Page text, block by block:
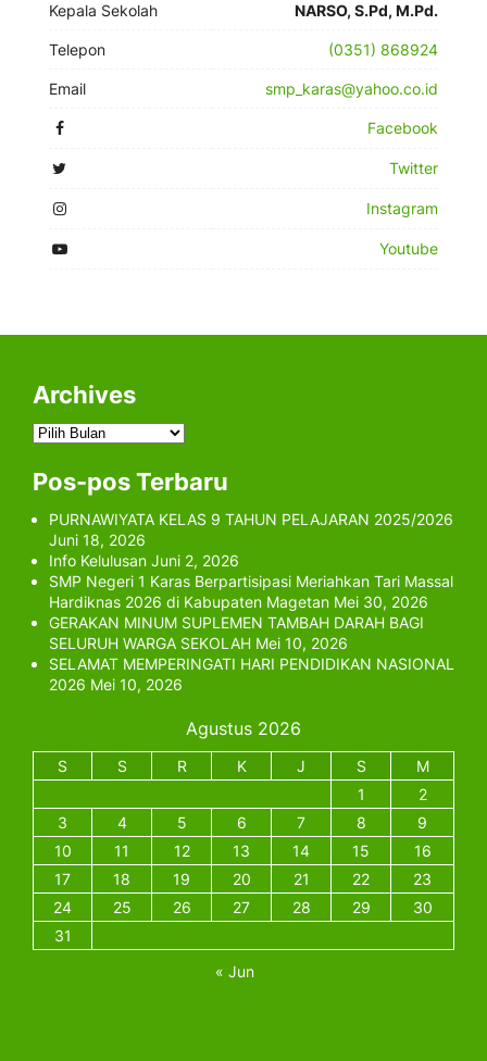
Kepala Sekolah NARSO, S.Pd, M.Pd.
Telepon (0351) 868924
Email smp_karas@yahoo.co.id
Facebook
Twitter
Instagram
Youtube
Archives
Archives
Pos-pos Terbaru
PURNAWIYATA KELAS 9 TAHUN PELAJARAN 2025/2026
Juni 18, 2026
Info Kelulusan Juni 2, 2026
SMP Negeri 1 Karas Berpartisipasi Meriahkan Tari Massal
Hardiknas 2026 di Kabupaten Magetan Mei 30, 2026
GERAKAN MINUM SUPLEMEN TAMBAH DARAH BAGI
SELURUH WARGA SEKOLAH Mei 10, 2026
SELAMAT MEMPERINGATI HARI PENDIDIKAN NASIONAL
2026 Mei 10, 2026
Agustus 2026
S S R K J S
M
1
2
3
4 5 6 7 8
9
10
11 12 13 14 15
16
17
18 19 20 21 22
23
24
25 26 27 28 29
30
31
« Jun